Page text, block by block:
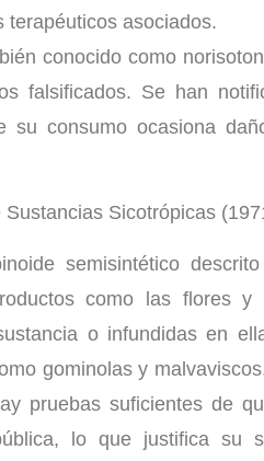
terapéuticos asociados.
conocido como
falsificados. Se han
su consumo ocasiona
Sicotrópicas
semisintético
como las flores
o infundidas en
gominolas y
pruebas suficientes de
lo que justifica su